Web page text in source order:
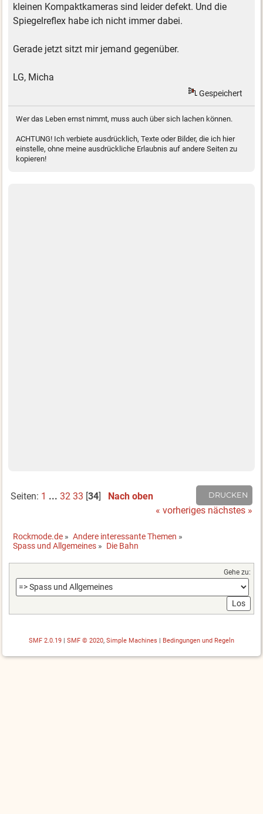
kleinen Kompaktkameras sind leider defekt. Und die
Spiegelreflex habe ich nicht immer dabei.
Gerade jetzt sitzt mir jemand gegenüber.
LG, Micha
Gespeichert
Wer das Leben ernst nimmt, muss auch über sich lachen können.
ACHTUNG! Ich verbiete ausdrücklich, Texte oder Bilder, die ich hier
einstelle, ohne meine ausdrückliche Erlaubnis auf andere Seiten zu
kopieren!
DRUCKEN
Seiten: 1 ... 32 33 [34] Nach oben
« vorheriges nächstes »
Rockmode.de » Andere interessante Themen »
Spass und Allgemeines » Die Bahn
Gehe zu:
SMF 2.0.19 SMF © 2020, Simple Machines Bedingungen und Regeln